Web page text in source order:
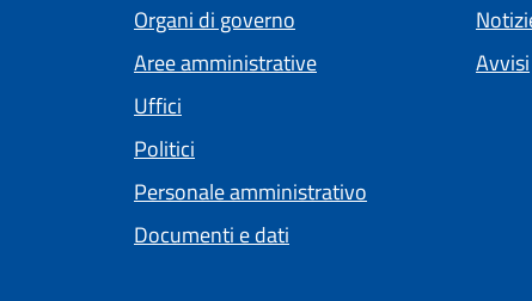
Organi di governo
Aree amministrative
Uffici
Politici
Personale amministrativo
Documenti e dati
Avvisi